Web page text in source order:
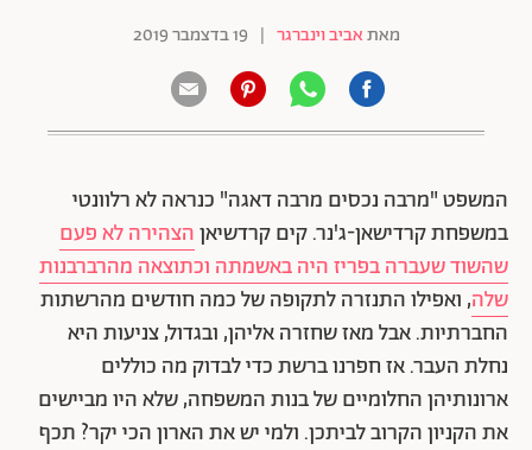
מאתאביב וינברגר | 19 בדצמבר 2019
המשפט "מרבה נכסים מרבה דאגה" כנראה לא רלוונטי
במשפחת קרדישאן-ג'נר. קים קרדשיאןהצהירה לא פעם
שהשוד שעברה בפריז היה באשמתה וכתוצאה מהרברבנות
שלה, ואפילו התנזרה לתקופה של כמה חודשים מהרשתות
החברתיות. אבל מאז שחזרה אליהן, ובגדול, צניעות היא
נחלת העבר. אז חפרנו ברשת כדי לבדוק מה כוללים
ארונותיהן החלומיים של בנות המשפחה, שלא היו מביישים
את הקניון הקרוב לביתכן. ולמי יש את הארון הכי יקר? תכף